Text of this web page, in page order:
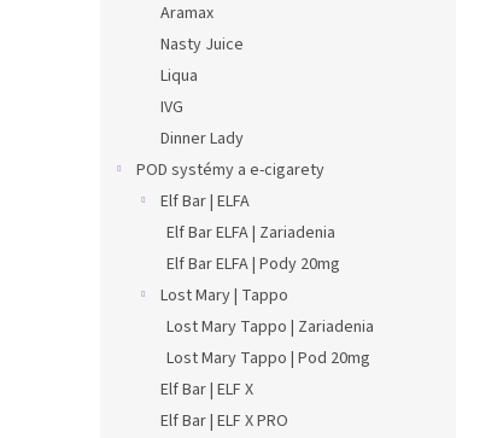
Aramax
Nasty Juice
Liqua
IVG
Dinner Lady
POD systémy a e-cigarety
Elf Bar | ELFA
Elf Bar ELFA | Zariadenia
Elf Bar ELFA | Pody 20mg
Lost Mary | Tappo
Lost Mary Tappo | Zariadenia
Lost Mary Tappo | Pod 20mg
Elf Bar | ELF X
Elf Bar | ELF X PRO